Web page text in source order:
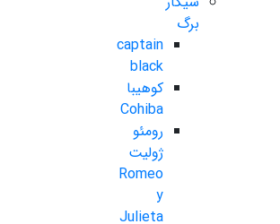
برگ
captain
black
کوهیبا
Cohiba
رومئو
ژولیت
Romeo
y
Julieta